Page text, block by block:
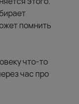
помнить
что-то
час про